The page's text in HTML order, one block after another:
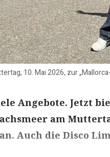
10. Mai 2026, zur
Angebote. Jetzt
am
Auch die Disco